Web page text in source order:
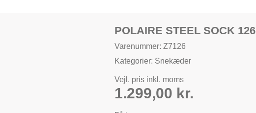
POLAIRE STEEL SOCK 126
Varenummer: Z7126
Kategorier: Snekæder
Vejl. pris inkl. moms
1.299,00 kr.